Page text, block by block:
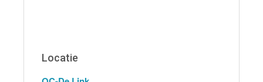
Locatie